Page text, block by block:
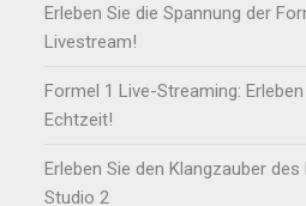
Erleben Sie die Spannung der
Livestream!
Formel 1 Live-Streaming:
Echtzeit!
Erleben Sie den Klangzauber
Studio 2